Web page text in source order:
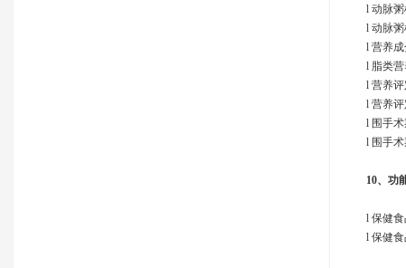
l 动脉
l 动脉
l 营养
l 脂类
l 营养
l 营养
l 围手
l 围手
10、 功
l 保健
l 保健